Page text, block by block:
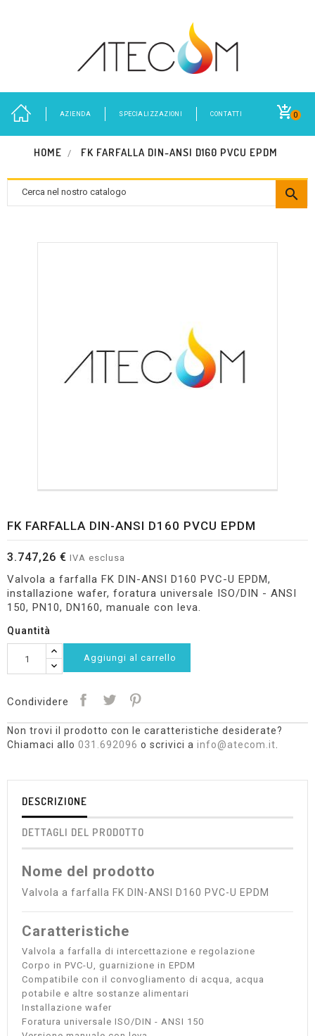
0
AZIENDA SPECIALIZZAZIONI CONTATTI
HOME FK FARFALLA DIN-ANSI D160 PVCU EPDM

FK FARFALLA DIN-ANSI D160 PVCU EPDM
3.747,26 € IVA esclusa
Valvola a farfalla FK DIN-ANSI D160 PVC-U EPDM,
installazione wafer, foratura universale ISO/DIN - ANSI
150, PN10, DN160, manuale con leva.
Quantità
Aggiungi al carrello
Condividere
Non trovi il prodotto con le caratteristiche desiderate?
Chiamaci allo 031.692096 o scrivici a info@atecom.it
DESCRIZIONE
DETTAGLI DEL PRODOTTO
Nome del prodotto
Valvola a farfalla FK DIN-ANSI D160 PVC-U EPDM
Caratteristiche
Valvola a farfalla di intercettazione e regolazione
Corpo in PVC-U, guarnizione in EPDM
Compatibile con il convogliamento di acqua, acqua
potabile e altre sostanze alimentari
Installazione wafer
Foratura universale ISO/DIN - ANSI 150